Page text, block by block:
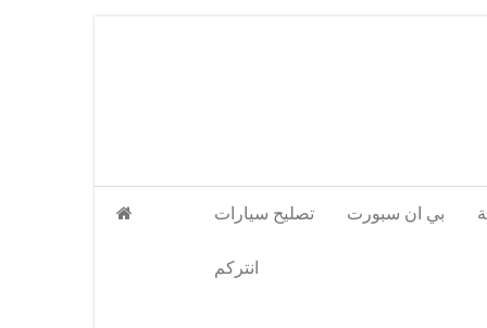
تصليح سيارات بي ان سبورت
انتركم